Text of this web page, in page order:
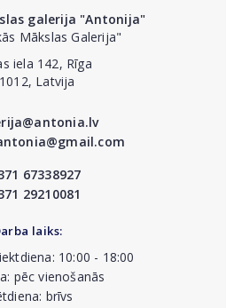
galerija "Antonija"
Mākslas Galerija"
iela 142, Rīga
Latvija
67338927
29210081
laiks:
10:00 - 18:00
pēc vienošanās
brīvs